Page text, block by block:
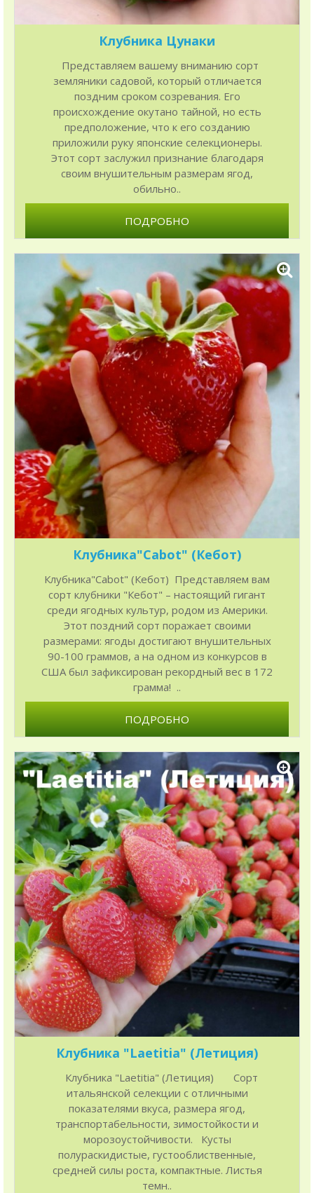
Клубника Цунаки
Представляем вашему вниманию сорт
земляники садовой, который отличается
поздним сроком созревания. Его
происхождение окутано тайной, но есть
предположение, что к его созданию
приложили руку японские селекционеры.
Этот сорт заслужил признание благодаря
своим внушительным размерам ягод,
обильно..
ПОДРОБНО
Клубника"Cabot" (Кебот)
Клубника"Cabot" (Кебот) Представляем вам
сорт клубники "Кебот" – настоящий гигант
среди ягодных культур, родом из Америки.
Этот поздний сорт поражает своими
размерами: ягоды достигают внушительных
90-100 граммов, а на одном из конкурсов в
США был зафиксирован рекордный вес в 172
грамма! ..
ПОДРОБНО
Клубника "Laetitia" (Летиция)
Клубника "Laetitia" (Летиция) Сорт
итальянской селекции с отличными
показателями вкуса, размера ягод,
транспортабельности, зимостойкости и
морозоустойчивости. Кусты
полураскидистые, густооблиственные,
средней силы роста, компактные. Листья
темн..